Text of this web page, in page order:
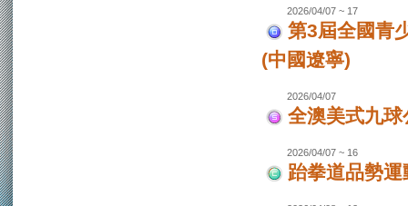
2026/04/07 ~ 17
第3屆全國青
(中國遼寧)
2026/04/07
全澳美式九球
2026/04/07 ~ 16
跆拳道品勢